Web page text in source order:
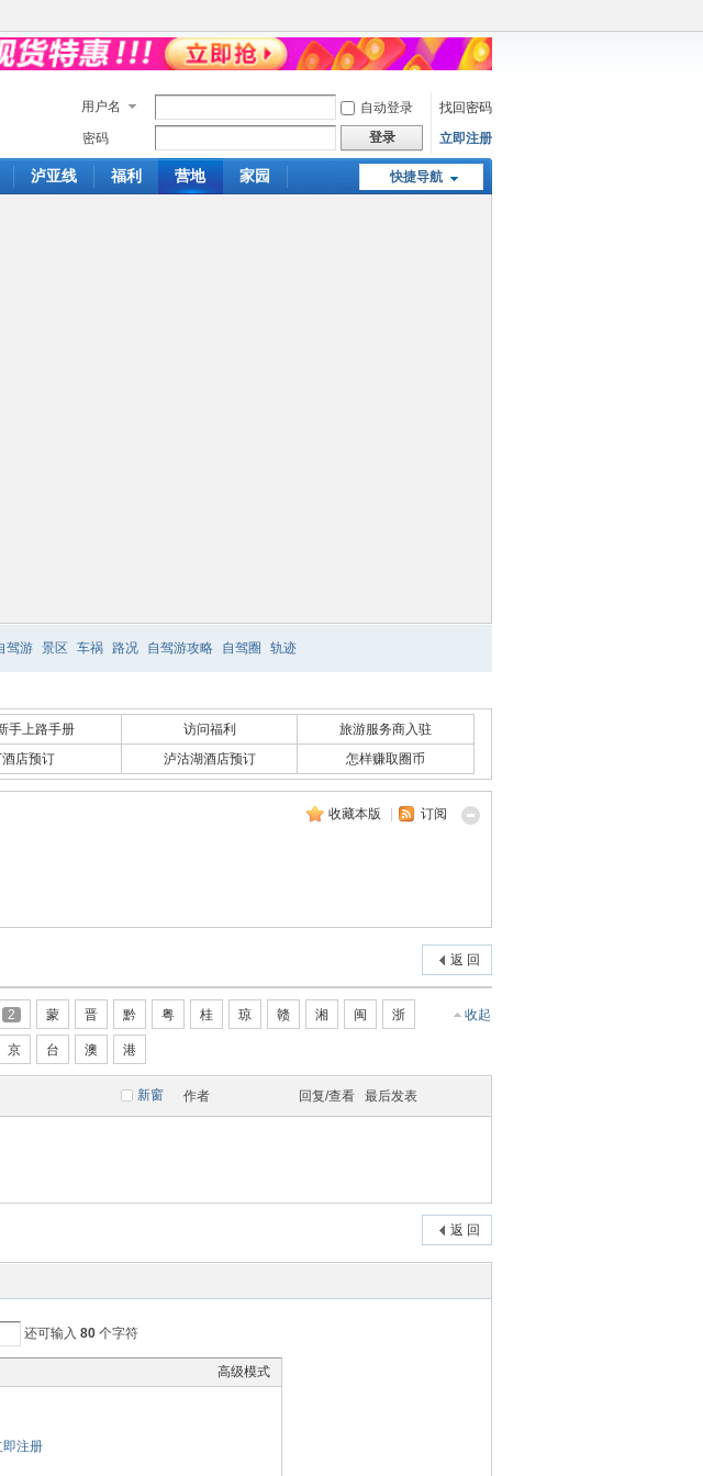
用户名 自动登录
找回密码
密码
登录 立即注册
快捷导航
泸亚线 福利 营地 家园
驾游 景区 车祸 路况 自驾游攻略 自驾圈 轨迹
手上路手册 访问福利
旅游服务商入驻
酒店预订 泸沽湖酒店预订 怎样赚取圈币
收藏本版 订阅
返 回
收起
2 蒙 晋 黔 粤 桂 琼 赣 湘 闽 浙
京 台 澳 港
新窗 作者 回复/查看 最后发表
返 回
还可输入 80 个字符
高级模式
即注册